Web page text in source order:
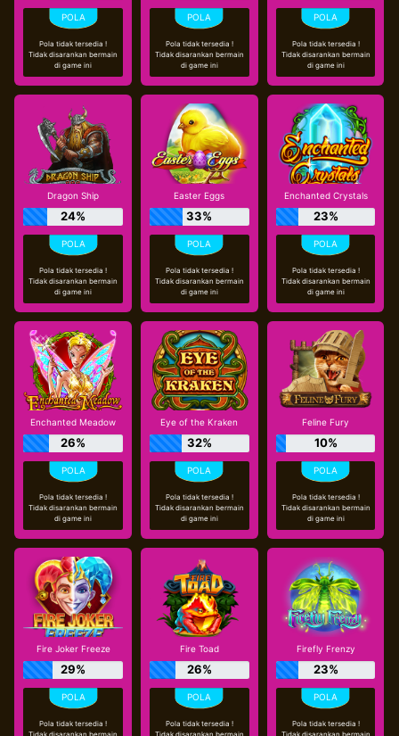
Pola tidak tersedia !
Tidak disarankan bermain
di game ini
Pola tidak tersedia !
Tidak disarankan bermain
di game ini
Pola tidak tersedia !
Tidak disarankan bermain
di game ini
Dragon Ship
24%
Pola tidak tersedia !
Tidak disarankan bermain
di game ini
Easter Eggs
33%
Pola tidak tersedia !
Tidak disarankan bermain
di game ini
Enchanted Crystals
23%
Pola tidak tersedia !
Tidak disarankan bermain
di game ini
Enchanted Meadow
26%
Pola tidak tersedia !
Tidak disarankan bermain
di game ini
Eye of the Kraken
32%
Pola tidak tersedia !
Tidak disarankan bermain
di game ini
Feline Fury
10%
Pola tidak tersedia !
Tidak disarankan bermain
di game ini
Fire Joker Freeze
29%
Pola tidak tersedia !
Tidak disarankan bermain
Fire Toad
26%
Pola tidak tersedia !
Tidak disarankan bermain
Firefly Frenzy
23%
Pola tidak tersedia !
Tidak disarankan bermain